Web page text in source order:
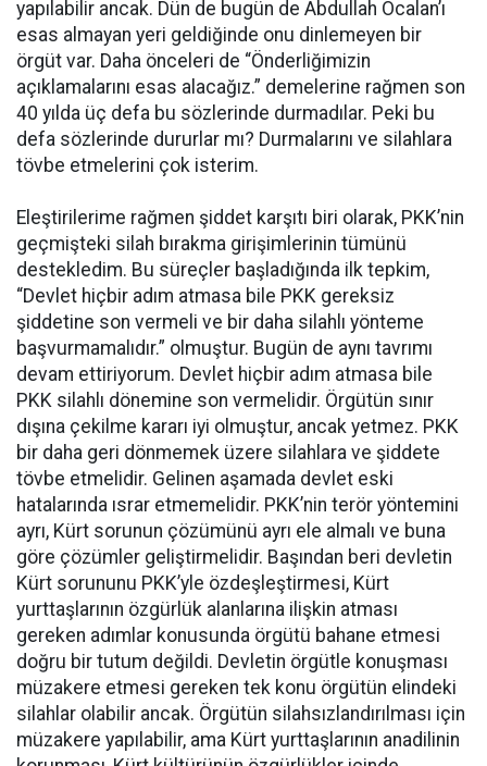
yapılabilir ancak. Dün de bugün de Abdullah Öcalan’ı
esas almayan yeri geldiğinde onu dinlemeyen bir
örgüt var. Daha önceleri de “Önderliğimizin
açıklamalarını esas alacağız.” demelerine rağmen son
40 yılda üç defa bu sözlerinde durmadılar. Peki bu
defa sözlerinde dururlar mı? Durmalarını ve silahlara
tövbe etmelerini çok isterim.
Eleştirilerime rağmen şiddet karşıtı biri olarak, PKK’nin
geçmişteki silah bırakma girişimlerinin tümünü
destekledim. Bu süreçler başladığında ilk tepkim,
“Devlet hiçbir adım atmasa bile PKK gereksiz
şiddetine son vermeli ve bir daha silahlı yönteme
başvurmamalıdır.” olmuştur. Bugün de aynı tavrımı
devam ettiriyorum. Devlet hiçbir adım atmasa bile
PKK silahlı dönemine son vermelidir. Örgütün sınır
dışına çekilme kararı iyi olmuştur, ancak yetmez. PKK
bir daha geri dönmemek üzere silahlara ve şiddete
tövbe etmelidir. Gelinen aşamada devlet eski
hatalarında ısrar etmemelidir. PKK’nin terör yöntemini
ayrı, Kürt sorunun çözümünü ayrı ele almalı ve buna
göre çözümler geliştirmelidir. Başından beri devletin
Kürt sorununu PKK’yle özdeşleştirmesi, Kürt
yurttaşlarının özgürlük alanlarına ilişkin atması
gereken adımlar konusunda örgütü bahane etmesi
doğru bir tutum değildi. Devletin örgütle konuşması
müzakere etmesi gereken tek konu örgütün elindeki
silahlar olabilir ancak. Örgütün silahsızlandırılması için
müzakere yapılabilir, ama Kürt yurttaşlarının anadilinin